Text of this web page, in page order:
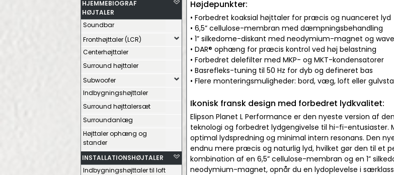
HJEMMEBIOGRAF
HØJTALER
Soundbar
Fronthøjttaler (LCR)
Centerhøjttaler
Surround højttaler
Subwoofer
Indbygningshøjttaler
Surround højttalersæt
Surroundanlæg
Højttaler ophæng og
stander
INSTALLATIONSHØJTALER
Indbygningshøjttaler til loft
Højdepunkter:
• Forbedret koaksial højttaler for præcis og nuanceret lyd
• 6,5” cellulose-membran med dæmpningsbehandling
• 1” silkedome-diskant med neodymium-magnet og
• DAR® ophæng for præcis kontrol ved høj belastning
• Forbedret delefilter med MKP- og MKT-kondensatorer
• Basrefleks-tuning til 50 Hz for dyb og defineret bas
• Flere monteringsmuligheder: bord, væg, loft eller
Ikonisk fransk design med forbedret lydkvalitet:
Elipson Planet L Performance er den nyeste version af
teknologi og forbedret lydgengivelse til hi-fi-entusiaster.
optimal lydspredning og minimal intern resonans. Den
endnu mere præcis og naturlig lyd, hvilket gør den til et
kombination af en 6,5” cellulose-membran og en 1”
neodymium-magnet, opnår du en lydoplevelse i